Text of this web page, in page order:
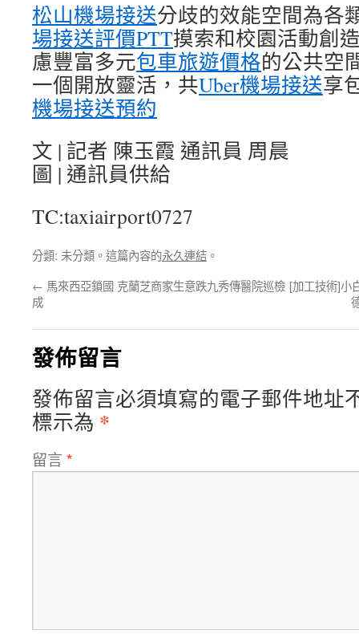
松山機場接送分歧的效能空間為各
場接送評價PTT摸索和校園活動創
慮豐富多元包車旅遊價格的公共空
一個開放靈活，共Uber機場接送享
機場接送預約
文 | 記者 陳玉霞 通訊員 周晨
圖 | 通訊員供給
TC:taxiairport0727
分類: 未分類。這篇內容的永久連結 。
← 馬來西亞鎖國 克蘭芝商家生意跌九秀傳醫院巡檢
成
[加工技術]小
發佈留言
發佈留言必須填寫的電子郵件地址
標示為 *
留言 *